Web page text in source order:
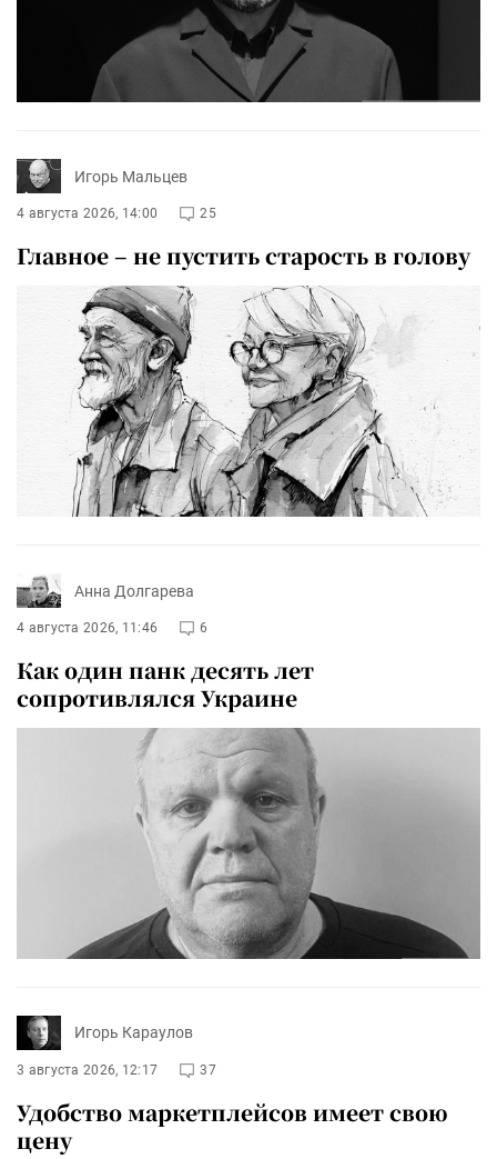
Игорь Мальцев
4 августа 2026, 14:00 25
Главное – не пустить старость в голову
Анна Долгарева
4 августа 2026, 11:46 6
Как один панк десять лет
сопротивлялся Украине
Игорь Караулов
3 августа 2026, 12:17 37
Удобство маркетплейсов имеет свою
цену